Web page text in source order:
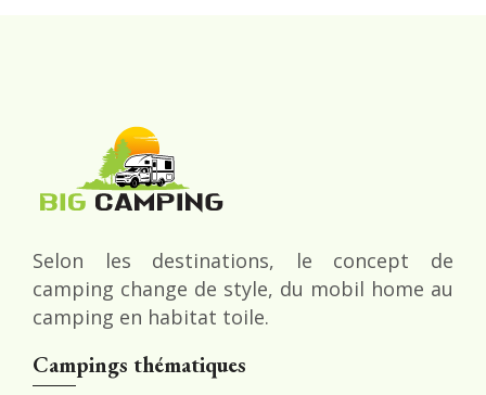
Selon les destinations, le concept de
camping change de style, du mobil home au
camping en habitat toile.
Campings thématiques